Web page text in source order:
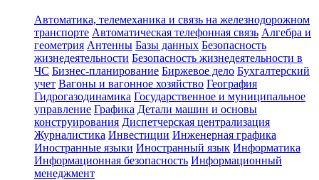
Автоматика, телемеханика и связь на железнодорожном
транспорте Автоматическая телефонная связь Алгебра и
геометрия Антенны Базы данных Безопасность
жизнедеятельности Безопасность жизнедеятельности в
ЧС Бизнес-планирование Биржевое дело Бухгалтерский
учет Вагоны и вагонное хозяйство География
Гидрогазодинамика Государственное и муниципальное
управление Графика Детали машин и основы
конструирования Диспетчерская централизация
Журналистика Инвестиции Инженерная графика
Иностранные языки Иностранный язык Информатика
Информационная безопасность Информационный
менеджмент